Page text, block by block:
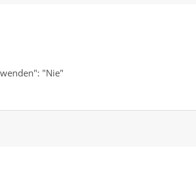
"Nie"